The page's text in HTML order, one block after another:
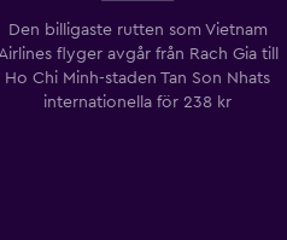
Den billigaste rutten som Vietnam
Airlines flyger avgår från Rach Gia till
Ho Chi Minh-staden Tan Son Nhats
internationella ​​för 238 kr